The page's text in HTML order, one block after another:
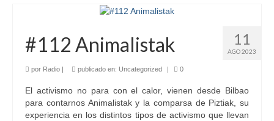
11
AGO 2023
#112 Animalistak
por Radio publicado en: Uncategorized 0
El activismo no para con el calor, vienen desde Bilbao
para contarnos Animalistak y la comparsa de Piztiak, su
experiencia en los distintos tipos de activismo que llevan